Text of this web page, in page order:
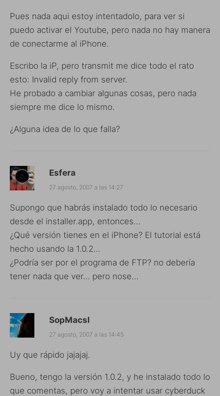
Pues nada aqui estoy intentadolo, para ver si
puedo activar el Youtube, pero nada no hay manera
de conectarme al iPhone.
Escribo la iP, pero transmit me dice todo el rato
esto: Invalid reply from server.
He probado a cambiar algunas cosas, pero nada
siempre me dice lo mismo.
¿Alguna idea de lo que falla?
Esfera
27 agosto, 2007 a las 14:27
Supongo que habrás instalado todo lo necesario
desde el installer.app, entonces…
¿Qué versión tienes en el iPhone? El tutorial está
hecho usando la 1.0.2…
¿Podría ser por el programa de FTP? no debería
tener nada que ver… pero nose…
SopMacsl
27 agosto, 2007 a las 14:45
Uy que rápido jajajaj.
Bueno, tengo la versión 1.0.2, y he instalado todo lo
que comentas, pero voy a intentar usar cyberduck